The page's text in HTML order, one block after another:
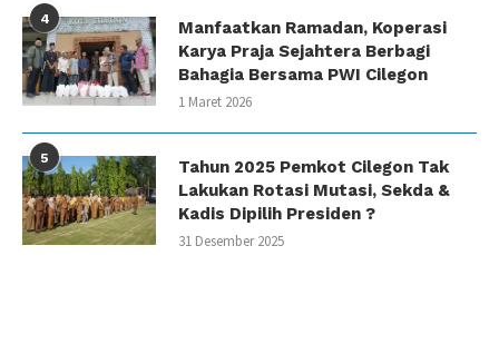
4
Manfaatkan Ramadan, Koperasi
Karya Praja Sejahtera Berbagi
Bahagia Bersama PWI Cilegon
1 Maret 2026
5
Tahun 2025 Pemkot Cilegon Tak
Lakukan Rotasi Mutasi, Sekda &
Kadis Dipilih Presiden ?
31 Desember 2025